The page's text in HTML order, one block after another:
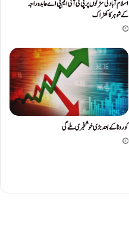
اسلام آباد کی سڑکوں پرپی ٹی آئی ایم پی اے عابدہ راجہ
کےشوہرکاکھڑاک
کوروناکےبعدبڑی خوشخبری ملےگی